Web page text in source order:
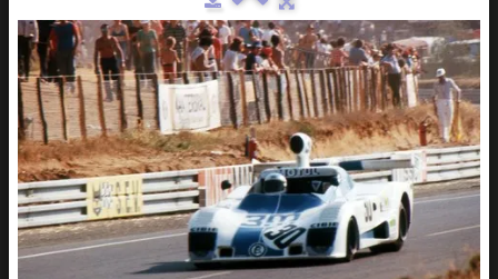
Affiches
Classements
Vidéos
Site web